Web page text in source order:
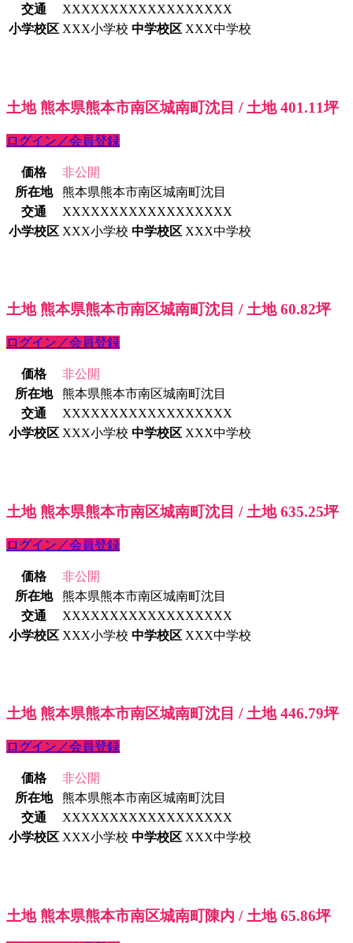
交通
XXXXXXXXXXXXXXXXXX
小学校区 XXX小学校 中学校区 XXX中学校
土地 熊本県熊本市南区城南町沈目 / 土地 401.11坪
ログイン／会員登録
価格
非公開
所在地
熊本県熊本市南区城南町沈目
交通
XXXXXXXXXXXXXXXXXX
小学校区 XXX小学校 中学校区 XXX中学校
土地 熊本県熊本市南区城南町沈目 / 土地 60.82坪
ログイン／会員登録
価格
非公開
所在地
熊本県熊本市南区城南町沈目
交通
XXXXXXXXXXXXXXXXXX
小学校区 XXX小学校 中学校区 XXX中学校
土地 熊本県熊本市南区城南町沈目 / 土地 635.25坪
ログイン／会員登録
価格
非公開
所在地
熊本県熊本市南区城南町沈目
交通
XXXXXXXXXXXXXXXXXX
小学校区 XXX小学校 中学校区 XXX中学校
土地 熊本県熊本市南区城南町沈目 / 土地 446.79坪
ログイン／会員登録
価格
非公開
所在地
熊本県熊本市南区城南町沈目
交通
XXXXXXXXXXXXXXXXXX
小学校区 XXX小学校 中学校区 XXX中学校
土地 熊本県熊本市南区城南町陳内 / 土地 65.86坪